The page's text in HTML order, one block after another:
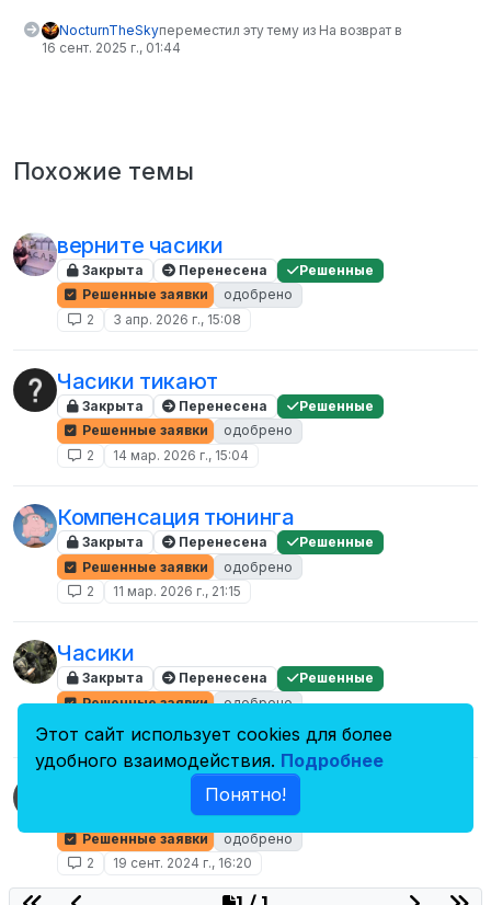
NocturnTheSkyпереместил эту тему из На возврат в
16 сент. 2025 г., 01:44
Похожие темы
верните часики
Закрыта Перенесена
Решенные
Решенные заявки
одобрено
2
3 апр. 2026 г., 15:08
Часики тикают
Закрыта Перенесена
Решенные
Решенные заявки
одобрено
2
14 мар. 2026 г., 15:04
Компенсация тюнинга
Закрыта Перенесена
Решенные
Решенные заявки
одобрено
2
11 мар. 2026 г., 21:15
Часики
Закрыта Перенесена
Решенные
Решенные заявки
одобрено
2
24 нояб. 2025 г., 17:17
Только все купил...
Перенесена
Решенные
Решенные заявки
одобрено
2
19 сент. 2024 г., 16:20
Этот сайт использует cookies для более
удобного взаимодействия. Подробнее
Понятно!